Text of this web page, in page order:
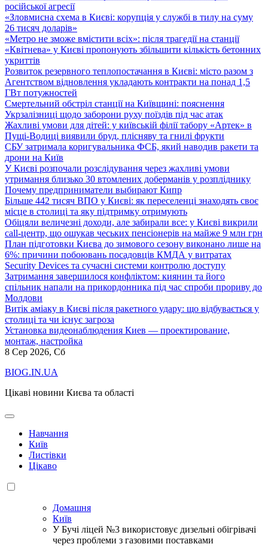
російської агресії
«Зловмисна схема в Києві: корупція у службі в тилу на суму
26 тисяч доларів»
«Метро не зможе вмістити всіх»: після трагедії на станції
«Квітнева» у Києві пропонують збільшити кількість бетонних
укриттів
Розвиток резервного теплопостачання в Києві: місто разом з
Агентством відновлення укладають контракти на понад 1,5
ГВт потужностей
Смертельний обстріл станції на Київщині: пояснення
Укрзалізниці щодо заборони руху поїздів під час атак
Жахливі умови для дітей: у київській філії табору «Артек» в
Пущі-Водиці виявили бруд, плісняву та гнилі фрукти
СБУ затримала коригувальника ФСБ, який наводив ракети та
дрони на Київ
У Києві розпочали розслідування через жахливі умови
утримання близько 30 втомлених доберманів у розпліднику
Почему предприниматели выбирают Кипр
Більше 442 тисяч ВПО у Києві: як переселенці знаходять своє
місце в столиці та яку підтримку отримують
Обіцяли величезні доходи, але забирали все: у Києві викрили
call-центр, що ошукав чеських пенсіонерів на майже 9 млн грн
План підготовки Києва до зимового сезону виконано лише на
6%: причини побоювань посадовців КМДА у витратах
Security Devices та сучасні системи контролю доступу
Затримання завершилося конфліктом: киянин та його
спільник напали на прикордонника під час спроби прориву до
Молдови
Витік аміаку в Києві після ракетного удару: що відбувається у
столиці та чи існує загроза
Установка видеонаблюдения Киев — проектирование,
монтаж, настройка
8 Сер 2026, Сб
BIOG.IN.UA
Цікаві новини Києва та області
Навчання
Київ
Листівки
Цікаво
Домашня
Київ
У Бучі ліцей №3 використовує дизельні обігрівачі
через проблеми з газовими поставками